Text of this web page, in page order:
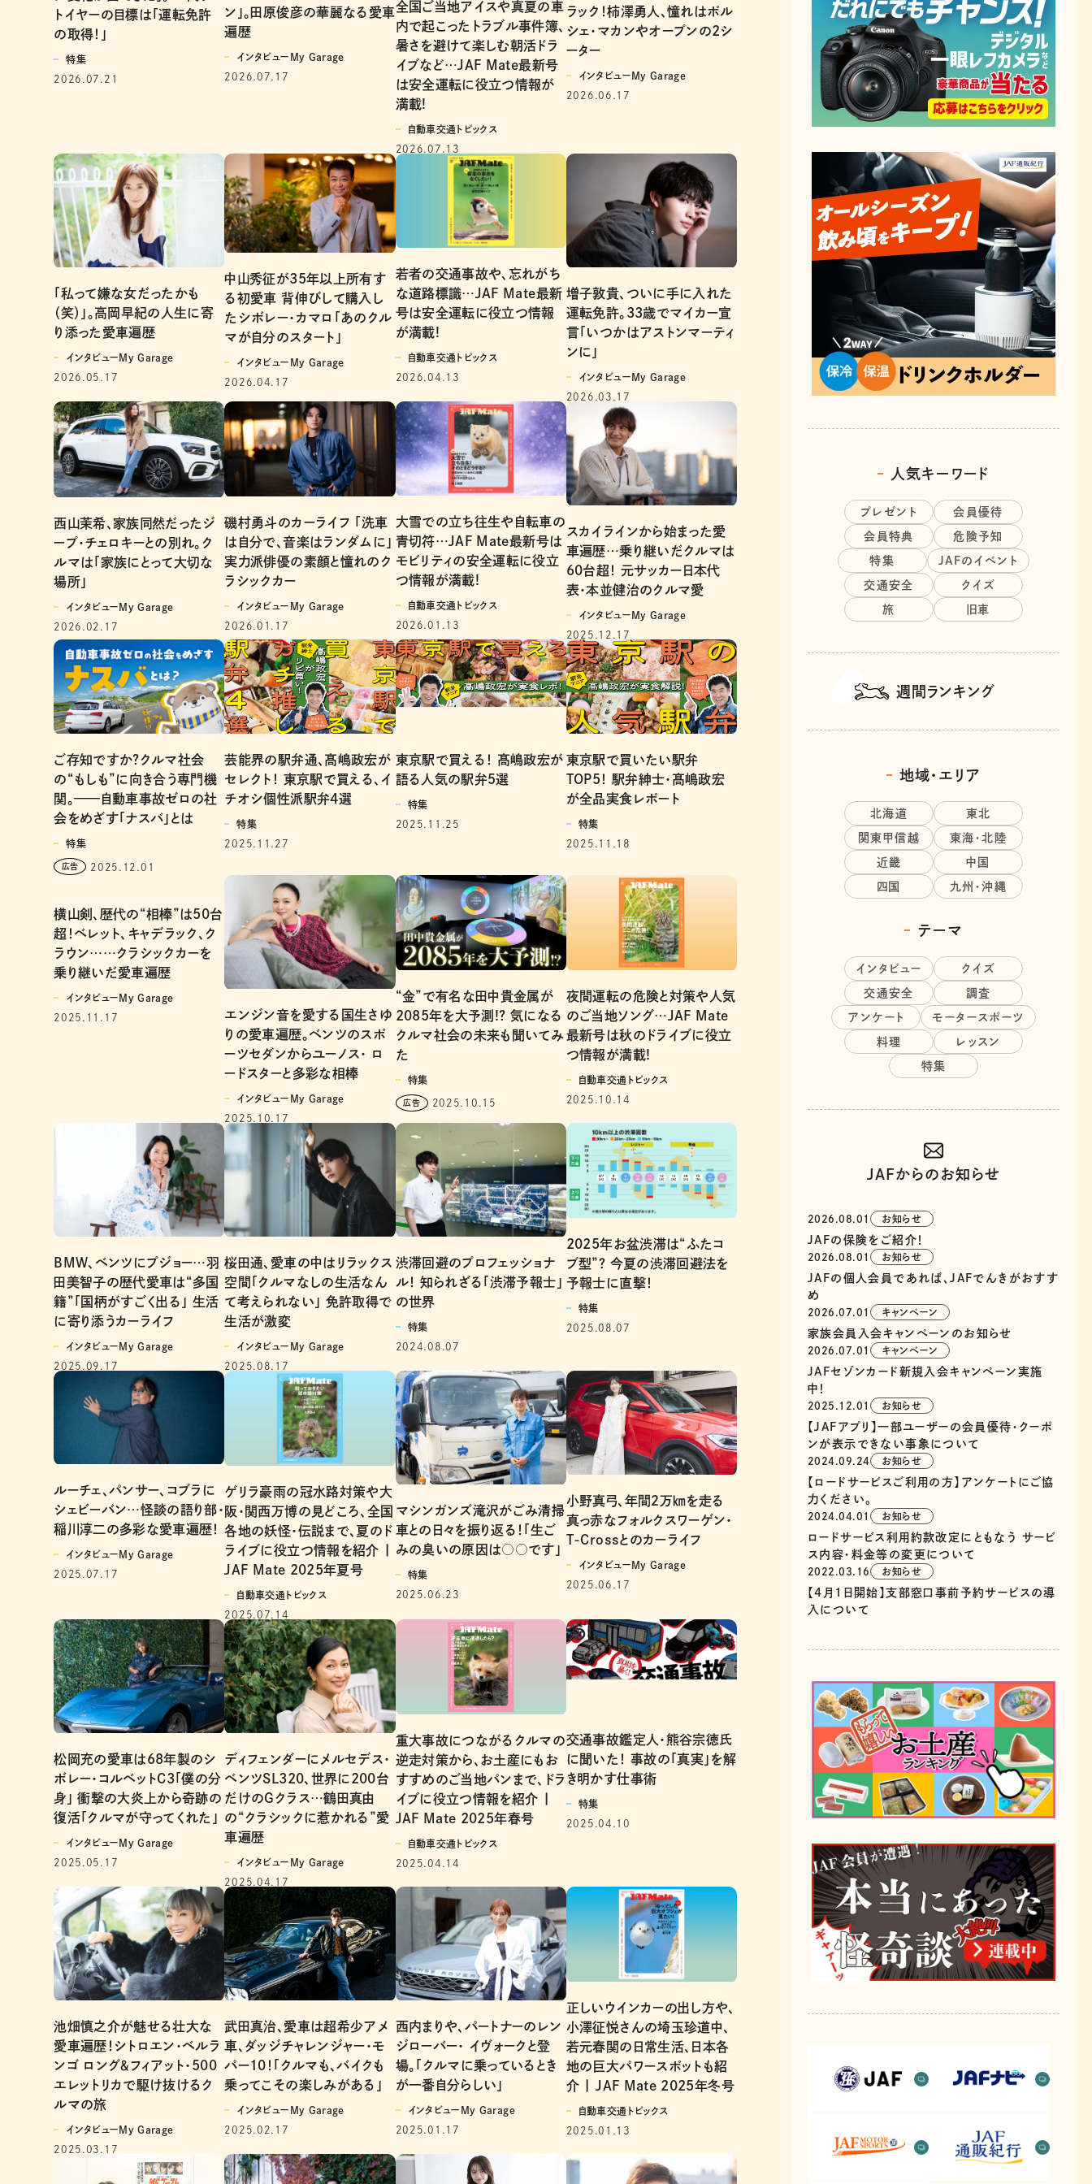
トイヤーの目標は「運転免許
の取得！」
特集
2026.07.21
ン」。田原俊彦の華麗なる愛車
遍歴
インタビューMy Garage
2026.07.17
全国ご当地アイスや真夏の車
内で起こったトラブル事件簿、
暑さを避けて楽しむ朝活ドラ
イブなど…JAF Mate最新号
は安全運転に役立つ情報が
満載!
自動車交通トピックス
2026.07.13
ラック！柿澤勇人、憧れはポル
シェ・マカンやオープンの2シ
ーター
インタビューMy Garage
2026.06.17
「私って嫌な女だったかも
（笑）」。高岡早紀の人生に寄
り添った愛車遍歴
インタビューMy Garage
2026.05.17
中山秀征が35年以上所有す
る初愛車 背伸びして購入し
たシボレー・カマロ「あのクル
マが自分のスタート」
インタビューMy Garage
2026.04.17
若者の交通事故や、忘れがち
な道路標識…JAF Mate最新
号は安全運転に役立つ情報
が満載!
自動車交通トピックス
2026.04.13
増子敦貴、ついに手に入れた
運転免許。33歳でマイカー宣
言「いつかはアストンマーティ
ンに」
インタビューMy Garage
2026.03.17
西山茉希、家族同然だったジ
ープ・チェロキーとの別れ。ク
ルマは「家族にとって大切な
場所」
インタビューMy Garage
2026.02.17
磯村勇斗のカーライフ 「洗車
は自分で、音楽はランダムに」
実力派俳優の素顔と憧れのク
ラシックカー
インタビューMy Garage
2026.01.17
大雪での立ち往生や自転車の
青切符…JAF Mate最新号は
モビリティの安全運転に役立
つ情報が満載!
自動車交通トピックス
2026.01.13
スカイラインから始まった愛
車遍歴…乗り継いだクルマは
60台超！ 元サッカー日本代
表・本並健治のクルマ愛
インタビューMy Garage
2025.12.17
ご存知ですか?クルマ社会
の“もしも”に向き合う専門機
関。——自動車事故ゼロの社
会をめざす「ナスバ」とは
特集
2025.12.01
芸能界の駅弁通、髙嶋政宏が
セレクト！ 東京駅で買える、イ
チオシ個性派駅弁4選
特集
2025.11.27
東京駅で買える！ 髙嶋政宏が
語る人気の駅弁５選
特集
2025.11.25
東京駅で買いたい駅弁
TOP5！ 駅弁紳士・髙嶋政宏
が全品実食レポート
特集
2025.11.18
横山剣、歴代の“相棒”は50台
超！ベレット、キャデラック、ク
ラウン……クラシックカーを
乗り継いだ愛車遍歴
インタビューMy Garage
2025.11.17
エンジン音を愛する国生さゆ
りの愛車遍歴。ベンツのスポ
ーツセダンからユーノス・ ロ
ードスターと多彩な相棒
インタビューMy Garage
2025.10.17
“金”で有名な田中貴金属が
2085年を大予測!? 気になる
クルマ社会の未来も聞いてみ
た
特集
2025.10.15
夜間運転の危険と対策や人気
のご当地ソング…JAF Mate
最新号は秋のドライブに役立
つ情報が満載!
自動車交通トピックス
2025.10.14
BMW、ベンツにプジョー…羽
田美智子の歴代愛車は“多国
籍”「国柄がすごく出る」 生活
に寄り添うカーライフ
インタビューMy Garage
2025.09.17
桜田通、愛車の中はリラックス
空間「クルマなしの生活なん
て考えられない」 免許取得で
生活が激変
インタビューMy Garage
2025.08.17
渋滞回避のプロフェッショナ
ル！ 知られざる「渋滞予報士」
の世界
特集
2024.08.07
2025年お盆渋滞は“ふたコ
ブ型”？ 今夏の渋滞回避法を
予報士に直撃！
特集
2025.08.07
ルーチェ、パンサー、コブラに
シェビーバン…怪談の語り部・
稲川淳二の多彩な愛車遍歴！
インタビューMy Garage
2025.07.17
ゲリラ豪雨の冠水路対策や大
阪・関西万博の見どころ、全国
各地の妖怪・伝説まで、夏のド
ライブに役立つ情報を紹介 |
JAF Mate 2025年夏号
自動車交通トピックス
2025.07.14
マシンガンズ滝沢がごみ清掃
車との日々を振り返る！「生ご
みの臭いの原因は○○です」
特集
2025.06.23
小野真弓、年間２万㎞を走る
真っ赤なフォルクスワーゲン・
T-Crossとのカーライフ
インタビューMy Garage
2025.06.17
松岡充の愛車は68年製のシ
ボレー・コルベットC3「僕の分
身」 衝撃の大炎上から奇跡の
復活「クルマが守ってくれた」
インタビューMy Garage
2025.05.17
ディフェンダーにメルセデス・
ベンツSL320、世界に200台
だけのGクラス…鶴田真由
の“クラシックに惹かれる”愛
車遍歴
インタビューMy Garage
2025.04.17
重大事故につながるクルマの
逆走対策から、お土産にもお
すすめのご当地パンまで、ドラ
イブに役立つ情報を紹介 |
JAF Mate 2025年春号
自動車交通トピックス
2025.04.14
交通事故鑑定人・熊谷宗徳氏
に聞いた！ 事故の「真実」を解
き明かす仕事術
特集
2025.04.10
池畑慎之介が魅せる壮大な
愛車遍歴！シトロエン・ベルラ
ンゴ ロング＆フィアット・500
エレットリカで駆け抜けるク
ルマの旅
インタビューMy Garage
2025.03.17
武田真治、愛車は超希少アメ
車、ダッジチャレンジャー・モ
パー10！「クルマも、バイクも
乗ってこその楽しみがある」
インタビューMy Garage
2025.02.17
西内まりや、パートナーのレン
ジローバー・ イヴォークと登
場。「クルマに乗っているとき
が一番自分らしい」
インタビューMy Garage
2025.01.17
正しいウインカーの出し方や、
小澤征悦さんの埼玉珍道中、
若元春関の日常生活、日本各
地の巨大パワースポットも紹
介 | JAF Mate 2025年冬号
自動車交通トピックス
2025.01.13
人気キーワード
プレゼント 会員優待
会員特典 危険予知
特集 JAFのイベント
交通安全 クイズ
旅 旧車
週間ランキング
地域・エリア
北海道 東北
関東甲信越 東海・北陸
近畿 中国
四国 九州・沖縄
テーマ
インタビュー クイズ
交通安全 調査
アンケート モータースポーツ
料理 レッスン
特集
JAFからのお知らせ
2026.08.01 お知らせ
JAFの保険をご紹介！
2026.08.01 お知らせ
JAFの個人会員であれば、JAFでんきがおすす
め
2026.07.01 キャンペーン
家族会員入会キャンペーンのお知らせ
2026.07.01 キャンペーン
JAFセゾンカード新規入会キャンペーン実施
中！
2025.12.01 お知らせ
【JAFアプリ】一部ユーザーの会員優待・クーポ
ンが表示できない事象について
2024.09.24 お知らせ
【ロードサービスご利用の方】アンケートにご協
力ください。
2024.04.01 お知らせ
ロードサービス利用約款改定にともなう サービ
ス内容・料金等の変更について
2022.03.16 お知らせ
【4月1日開始】支部窓口事前予約サービスの導
入について